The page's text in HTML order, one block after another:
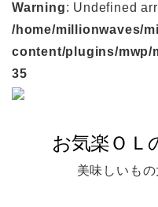
Warning: Undefined
/home/millionwaves/
content/plugins/mwp/
35
美味しいも